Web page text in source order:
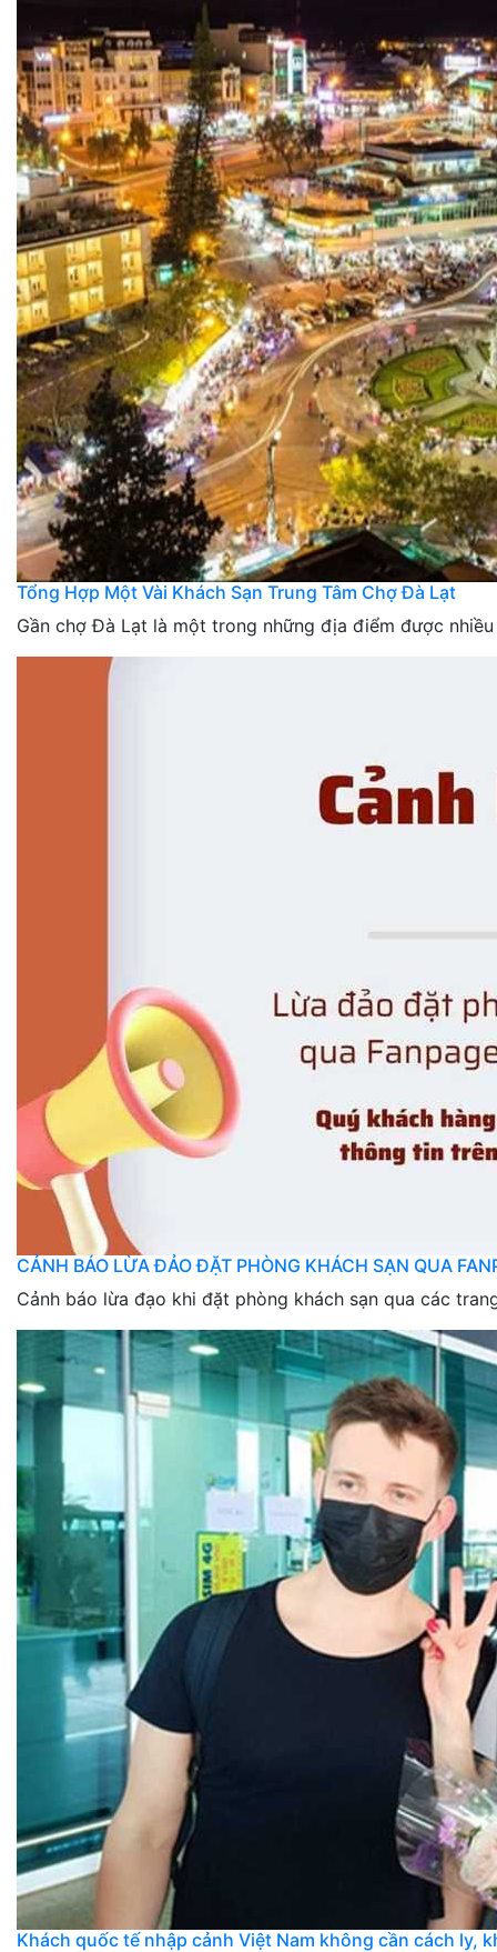
Tổng Hợp Một Vài Khách Sạn Trung Tâm Chợ Đà Lạt
Gần chợ Đà Lạt là một trong những địa điểm được
CẢNH BÁO LỪA ĐẢO ĐẶT PHÒNG KHÁCH SẠN QUA
Cảnh báo lừa đạo khi đặt phòng khách sạn qua các
Khách quốc tế nhập cảnh Việt Nam không cần cách ly,